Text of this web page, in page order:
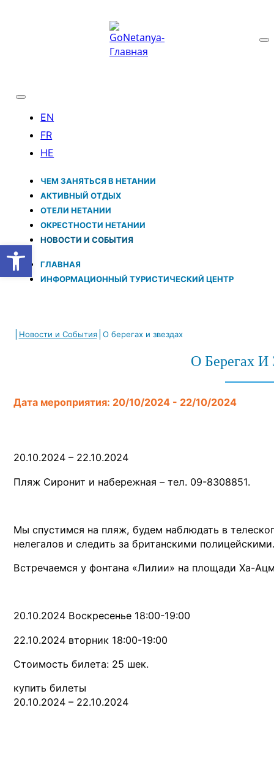
Открыть панель инструментов
ЧЕМ ЗАНЯТЬСЯ В НЕТАНИИ
АКТИВНЫЙ ОТДЫХ
ОТЕЛИ НЕТАНИИ
ОКРЕСТНОСТИ НЕТАНИИ
НОВОСТИ И CОБЫТИЯ
ГЛАВНАЯ
ИНФОРМАЦИОННЫЙ ТУРИСТИЧЕСКИЙ ЦЕНТР
| Новости и Cобытия| О берегах и звездах
О Берегах И
Дата мероприятия: 20/10/2024 - 22/10/2024
20.10.2024 – 22.10.2024
Пляж Сиронит и набережная – тел. 09-8308851.
Мы спустимся на пляж, будем наблюдать в
нелегалов и следить за британскими
Встречаемся у фонтана «Лилии» на площади Ха-
20.10.2024 Воскресенье 18:00-19:00
22.10.2024 вторник 18:00-19:00
Стоимость билета: 25 шек.
купить билеты
20.10.2024 – 22.10.2024